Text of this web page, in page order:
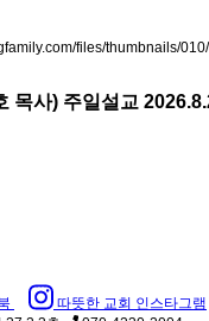
목사) 주일설교
따뜻한 교회 인스타그램